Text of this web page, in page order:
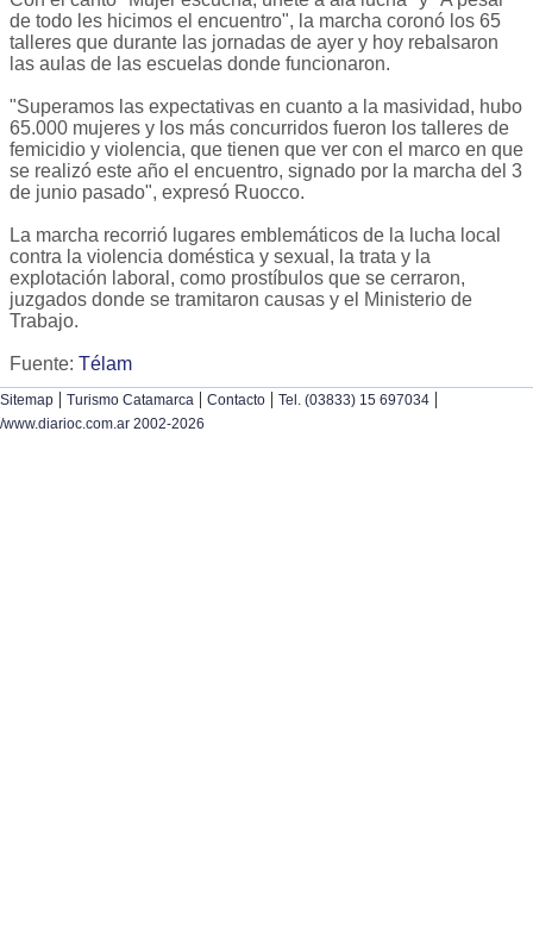
de todo les hicimos el encuentro", la marcha coronó los 65
talleres que durante las jornadas de ayer y hoy rebalsaron
las aulas de las escuelas donde funcionaron.
"Superamos las expectativas en cuanto a la masividad, hubo
65.000 mujeres y los más concurridos fueron los talleres de
femicidio y violencia, que tienen que ver con el marco en que
se realizó este año el encuentro, signado por la marcha del 3
de junio pasado", expresó Ruocco.
La marcha recorrió lugares emblemáticos de la lucha local
contra la violencia doméstica y sexual, la trata y la
explotación laboral, como prostíbulos que se cerraron,
juzgados donde se tramitaron causas y el Ministerio de
Trabajo.
Fuente: Télam
Sitemap | Turismo Catamarca | Contacto | Tel. (03833) 15 697034 |
/www.diarioc.com.ar 2002-2026